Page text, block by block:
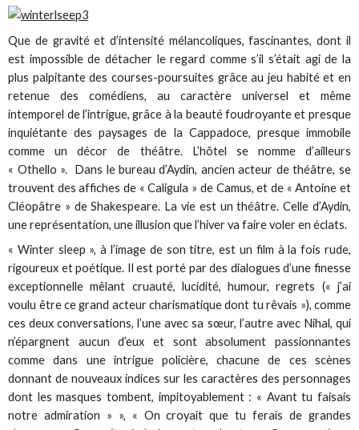
Que de gravité et d’intensité mélancoliques, fascinantes, dont il
est impossible de détacher le regard comme s’il s’était agi de la
plus palpitante des courses-poursuites grâce au jeu habité et en
retenue des comédiens, au caractère universel et même
intemporel de l’intrigue, grâce à la beauté foudroyante et presque
inquiétante des paysages de la Cappadoce, presque immobile
comme un décor de théâtre. L’hôtel se nomme d’ailleurs
« Othello ». Dans le bureau d’Aydin, ancien acteur de théâtre, se
trouvent des affiches de « Caligula » de Camus, et de « Antoine et
Cléopâtre » de Shakespeare. La vie est un théâtre. Celle d’Aydin,
une représentation, une illusion que l’hiver va faire voler en éclats.
« Winter sleep », à l’image de son titre, est un film à la fois rude,
rigoureux et poétique. Il est porté par des dialogues d’une finesse
exceptionnelle mêlant cruauté, lucidité, humour, regrets (« j’ai
voulu être ce grand acteur charismatique dont tu rêvais »), comme
ces deux conversations, l’une avec sa sœur, l’autre avec Nihal, qui
n’épargnent aucun d’eux et sont absolument passionnantes
comme dans une intrigue policière, chacune de ces scènes
donnant de nouveaux indices sur les caractères des personnages
dont les masques tombent, impitoyablement : « Avant tu faisais
notre admiration » », « On croyait que tu ferais de grandes